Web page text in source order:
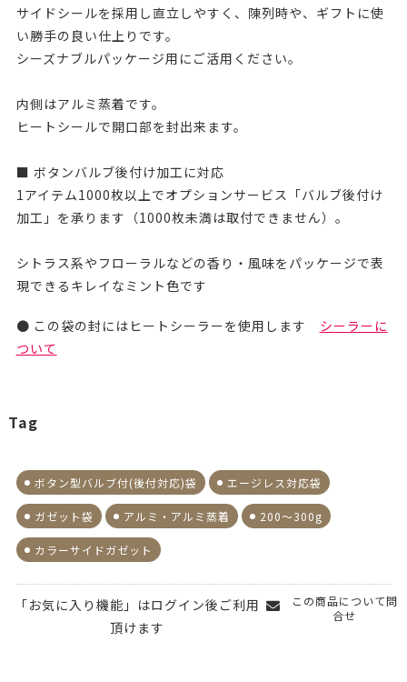
サイドシールを採用し直立しやすく、陳列時や、ギフトに使
い勝手の良い仕上りです。
シーズナブルパッケージ用にご活用ください。
内側はアルミ蒸着です。
ヒートシールで開口部を封出来ます。
■ ボタンバルブ後付け加工に対応
1アイテム1000枚以上でオプションサービス「バルブ後付け
加工」を承ります（1000枚未満は取付できません）。
シトラス系やフローラルなどの香り・風味をパッケージで表
現できるキレイなミント色です
● この袋の封にはヒートシーラーを使用します シーラーに
ついて
Tag
ボタン型バルブ付(後付対応)袋 エージレス対応袋
ガゼット袋 アルミ・アルミ蒸着 200～300g
カラーサイドガゼット
「お気に入り機能」はログイン後ご利用
頂けます
この商品について問
合せ